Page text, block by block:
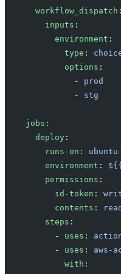
  workflow_dispatch
:
    inputs
:
      environment
:
        type
:
        options
:
          -
prod
          -
stg
jobs :
  deploy
:
    runs-on
:
    environment
:
    permissions
:
      id-token
:
      contents
:
read
    steps
:
      -
uses :
      -
uses : aws-
        with
: